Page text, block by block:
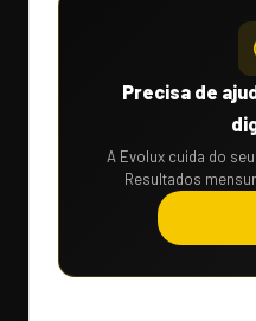
Precisa de
A Evolux cuida do
Resultados